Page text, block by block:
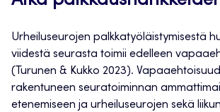
Urheiluseurojen palkkatyöläistymisestä
viidestä seurasta toimii edelleen
(Turunen & Kukko 2023).
rakentuneen seuratoiminnan
etenemiseen ja urheiluseurojen sekä